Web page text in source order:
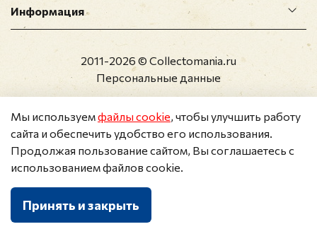
Информация
2011-2026 © Collectomania.ru
Персональные данные
Корзина
Мы используемфайлы cookie, чтобы улучшить работу
сайта и обеспечить удобство его использования.
Продолжая пользование сайтом, Вы соглашаетесь с
использованием файлов cookie.
Принять и закрыть